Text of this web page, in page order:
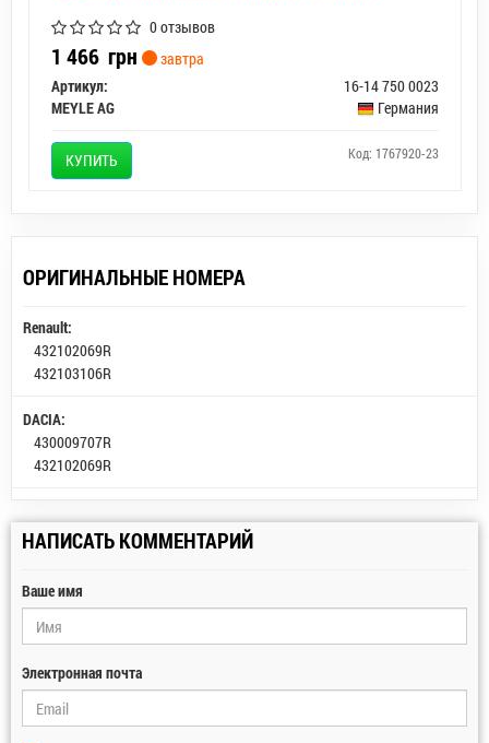
0 отзывов
1 466 грн
завтра
Артикул:
16-14 750 0023
MEYLE AG
Германия
КУПИТЬ Код: 1767920-23
ОРИГИНАЛЬНЫЕ НОМЕРА
Renault:
432102069R
432103106R
DACIA:
430009707R
432102069R
НАПИСАТЬ КОММЕНТАРИЙ
Ваше имя
Электронная почта